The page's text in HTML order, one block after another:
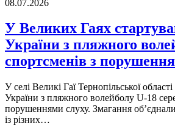
08.07.2026
У Великих Гаях
України з пляжного
спортсменів з
У селі Великі Гаї Тернопільської
України з пляжного волейболу U-18
порушеннями слуху. Змагання
із різних…